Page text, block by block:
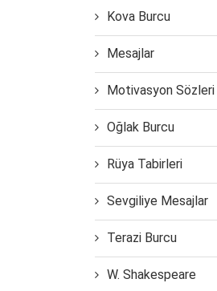
Kova Burcu
Mesajlar
Motivasyon Sözleri
Oğlak Burcu
Rüya Tabirleri
Sevgiliye Mesajlar
Terazi Burcu
W. Shakespeare